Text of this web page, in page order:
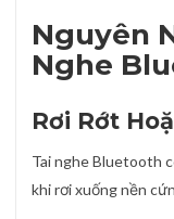
Nguyên
Nghe
Rơi Rớt
Tai nghe Bluetooth
khi rơi xuống nền